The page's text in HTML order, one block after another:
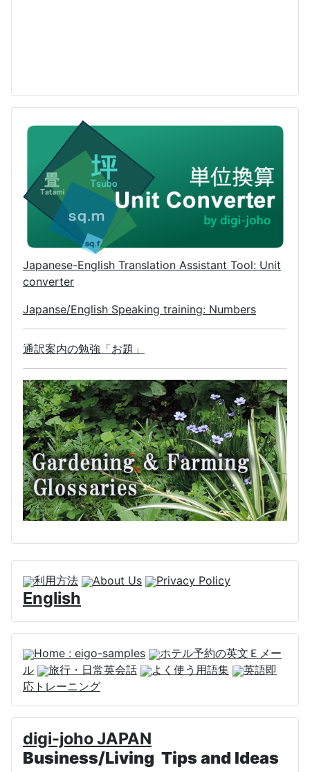
Japanese-English Translation Assistant Tool: Unit
converter
Japanse/English Speaking training: Numbers
通訳案内の勉強「お題」
利用方法 About Us Privacy Policy
English
Home : eigo-samples
ホテル予約の英文Ｅメー
ル
旅行・日常英会話 よく使う用語集
英語即
応トレーニング
digi-joho JAPAN
Business/Living Tips and Ideas